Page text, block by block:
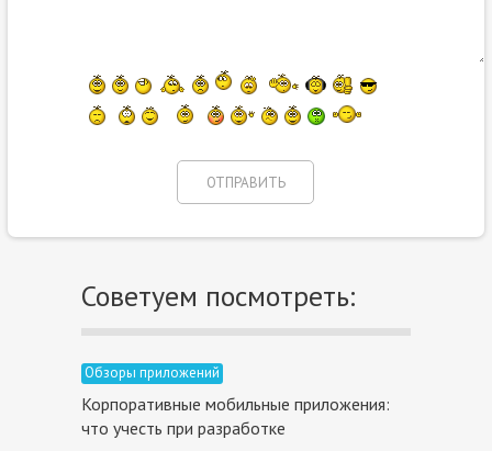
Советуем посмотреть:
Обзоры приложений
Корпоративные мобильные приложения:
что учесть при разработке